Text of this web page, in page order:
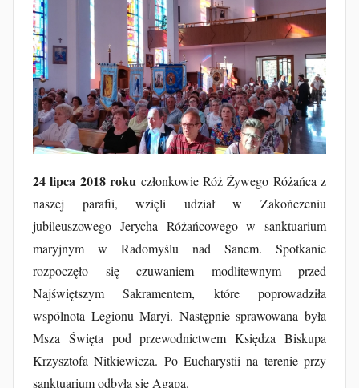
J
a
k
u
b
u
t
a
k
24 lipca 2018 roku członkowie Róż Żywego Różańca z
naszej parafii, wzięli udział w Zakończeniu
jubileuszowego Jerycha Różańcowego w sanktuarium
maryjnym w Radomyślu nad Sanem. Spotkanie
rozpoczęło się czuwaniem modlitewnym przed
Najświętszym Sakramentem, które poprowadziła
wspólnota Legionu Maryi. Następnie sprawowana była
Msza Święta pod przewodnictwem Księdza Biskupa
Krzysztofa Nitkiewicza. Po Eucharystii na terenie przy
sanktuarium odbyła się Agapa.